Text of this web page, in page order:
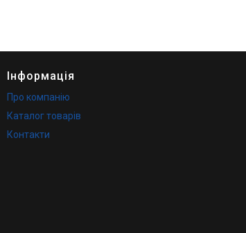
Інформація
Про компанію
Каталог товарів
Контакти